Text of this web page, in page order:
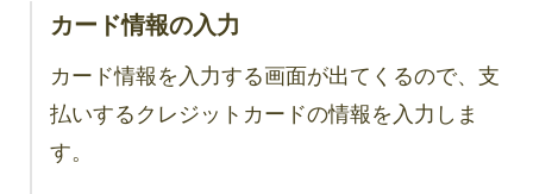
カード情報の入力
カード情報を入力する画面が出てくるので、支
払いするクレジットカードの情報を入力しま
す。